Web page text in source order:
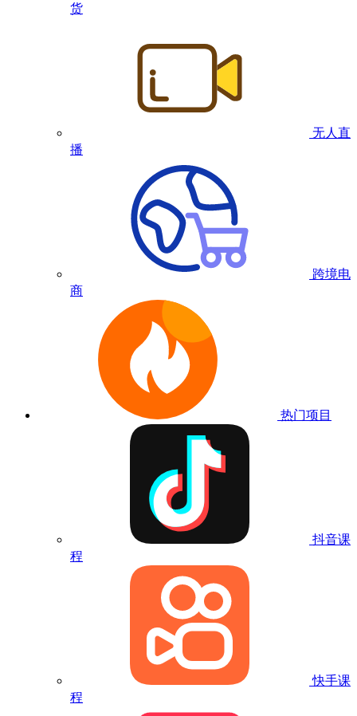
货
无人直
播
跨境电
商
热门项目
抖音课
程
快手课
程